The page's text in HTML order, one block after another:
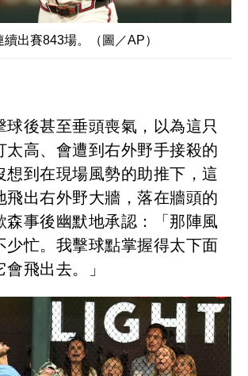
續出賽843場。（圖／AP）
球後甚至垂頭喪氣，以為這只
太高、會遭到右外野手接殺的
想到在現場風勢的助推下，這
飛出右外野大牆，落在牆頭的
森事後幽默地承認：「那陣風
少忙。我擊球點掌握得太下面
飛出去。」